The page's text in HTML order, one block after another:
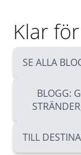
Klar
SE ALLA
BLOGG:
TILL